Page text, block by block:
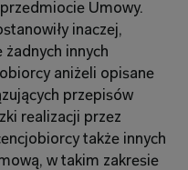
Umowy.
inaczej,
żadnych innych
aniżeli opisane
przepisów
realizacji przez
także innych
w takim zakresie